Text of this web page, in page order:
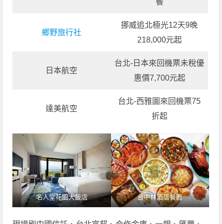
餐
鄉野旅行社
挪威追北極光12天9晚
218,000元起
日本航空
台北-日本來回機票未稅優
惠價7,700元起
達美航空
台北-西雅圖來回機票75
折起
名人堂花園大飯店 台中林酒店餐廳